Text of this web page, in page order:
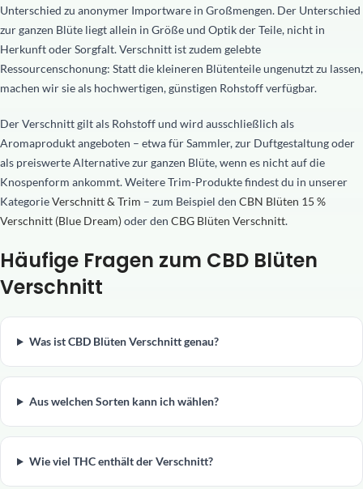
Unterschied zu anonymer Importware in Großmengen. Der Unterschied
zur ganzen Blüte liegt allein in Größe und Optik der Teile, nicht in
Herkunft oder Sorgfalt. Verschnitt ist zudem gelebte
Ressourcenschonung: Statt die kleineren Blütenteile ungenutzt zu lassen,
machen wir sie als hochwertigen, günstigen Rohstoff verfügbar.
Der Verschnitt gilt als Rohstoff und wird ausschließlich als
Aromaprodukt angeboten – etwa für Sammler, zur Duftgestaltung oder
als preiswerte Alternative zur ganzen Blüte, wenn es nicht auf die
Knospenform ankommt. Weitere Trim-Produkte findest du in unserer
KategorieVerschnitt & Trim – zum Beispiel den CBN Blüten 15 %
Verschnitt (Blue Dream)oder den CBG Blüten Verschnitt.
Häufige Fragen zum CBD Blüten
Verschnitt
Was ist CBD Blüten Verschnitt genau?
Aus welchen Sorten kann ich wählen?
Wie viel THC enthält der Verschnitt?